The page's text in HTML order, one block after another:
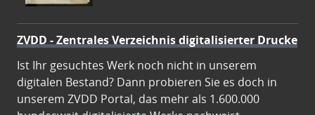
ZVDD - Zentrales Verzeichnis digitalisierter Drucke
Ist Ihr gesuchtes Werk noch nicht in unserem
digitalen Bestand? Dann probieren Sie es doch in
unserem ZVDD Portal, das mehr als 1.600.000